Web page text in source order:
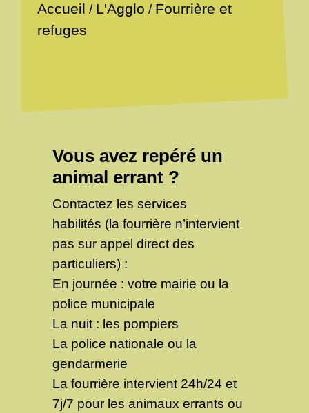
Accueil / L'Agglo / Fourrière et
refuges
Vous avez repéré un
animal errant ?
Contactez les services
habilités (la fourrière n’intervient
pas sur appel direct des
particuliers) :
En journée : votre mairie ou la
police municipale
La nuit : les pompiers
La police nationale ou la
gendarmerie
La fourrière intervient 24h/24 et
7j/7 pour les animaux errants ou